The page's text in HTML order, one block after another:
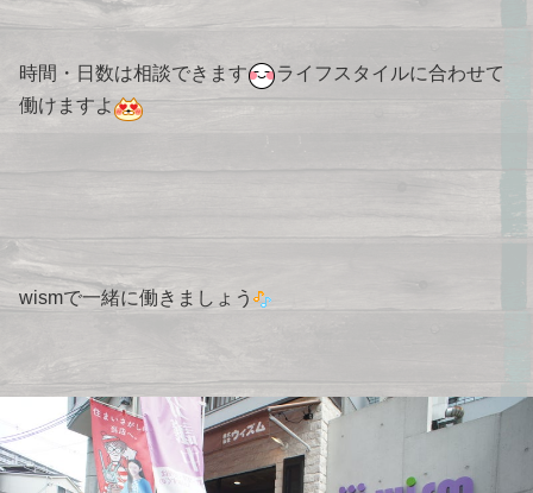
時間・日数は相談できます
ライフスタイルに合わせて
働けますよ
wismで一緒に働きましょう